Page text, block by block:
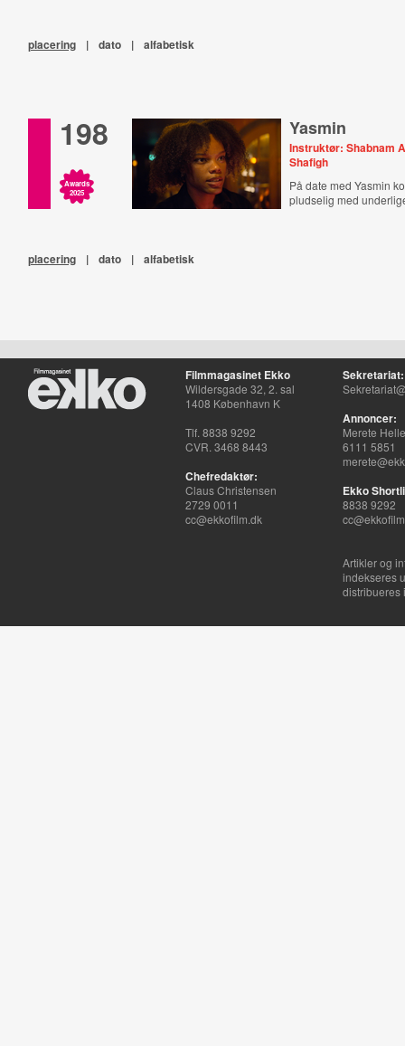
placering | dato | alfabetisk
198
Awards
2025
Yasmin
Instruktør: Shabnam
Shafigh
På date med Yasmin
pludselig med
placering | dato | alfabetisk
Filmmagasinet Ekko
Wildersgade 32, 2. sal
1408 København K
Tlf. 8838 9292
CVR. 3468 8443
Chefredaktør:
Claus Christensen
2729 0011
cc@ekkofilm.dk
Sekretariat:
Annoncer:
Merete
6111 5851
Ekko
8838 9292
Artikler og
indekseres
distribueres